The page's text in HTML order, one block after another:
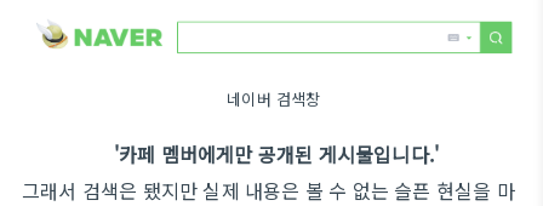
네이버 검색창
'카페 멤버에게만 공개된 게시물입니다.'
그래서 검색은 됐지만 실제 내용은 볼 수 없는 슬픈 현실을 마